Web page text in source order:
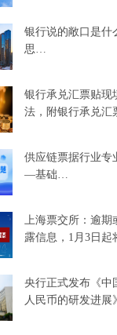
银行说的敞口是什
思…
银行承兑汇票贴现
法，附银行承兑
供应链票据行业专
—基础…
上海票交所：逾期
露信息，1月3日
央行正式发布《中
人民币的研发进